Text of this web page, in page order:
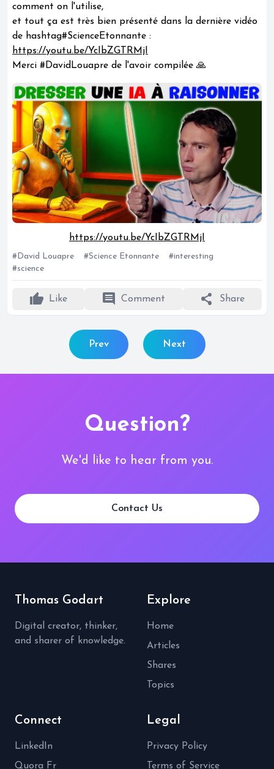
comment on l'utilise,
et tout ça est très bien présenté dans la dernière vidéo
de hashtag#ScienceEtonnante :
https://youtu.be/YcIbZGTRMjI
Merci #DavidLouapre de l'avoir compilée 🙏
play_circle
https://youtu.be/YcIbZGTRMjI
#David Louapre #Science Etonnante
#interesting
#science
thumb_up Like comment Comment share Share
Prev Next
Question?
We'd like to hear from you.
Contact Us
Thomas Godart
Digital creator, thinker,
and sharer of knowledge.
Explore
Home
Articles
Shares
Topics
Connect
LinkedIn
Quora Fr
Legal
Privacy Policy
Terms of Service